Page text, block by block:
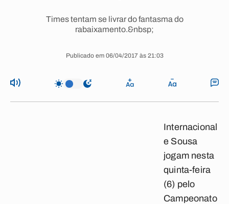
Times tentam se livrar do fantasma do
rabaixamento.&nbsp;
Publicado em 06/04/2017 às 21:03
Internacional
e Sousa
jogam nesta
quinta-feira
(6) pelo
Campeonato